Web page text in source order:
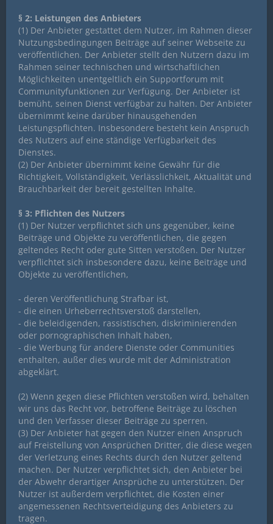
§ 2: Leistungen des Anbieters
(1) Der Anbieter gestattet dem Nutzer, im Rahmen dieser
Nutzungsbedingungen Beiträge auf seiner Webseite zu
veröffentlichen. Der Anbieter stellt den Nutzern dazu im
Rahmen seiner technischen und wirtschaftlichen
Möglichkeiten unentgeltlich ein Supportforum mit
Communityfunktionen zur Verfügung. Der Anbieter ist
bemüht, seinen Dienst verfügbar zu halten. Der Anbieter
übernimmt keine darüber hinausgehenden
Leistungspflichten. Insbesondere besteht kein Anspruch
des Nutzers auf eine ständige Verfügbarkeit des
Dienstes.
(2) Der Anbieter übernimmt keine Gewähr für die
Richtigkeit, Vollständigkeit, Verlässlichkeit, Aktualität und
Brauchbarkeit der bereit gestellten Inhalte.
§ 3: Pflichten des Nutzers
(1) Der Nutzer verpflichtet sich uns gegenüber, keine
Beiträge und Objekte zu veröffentlichen, die gegen
geltendes Recht oder gute Sitten verstoßen. Der Nutzer
verpflichtet sich insbesondere dazu, keine Beiträge und
Objekte zu veröffentlichen,
- deren Veröffentlichung Strafbar ist,
- die einen Urheberrechtsverstoß darstellen,
- die beleidigenden, rassistischen, diskriminierenden
oder pornographischen Inhalt haben,
- die Werbung für andere Dienste oder Communities
enthalten, außer dies wurde mit der Administration
abgeklärt.
(2) Wenn gegen diese Pflichten verstoßen wird, behalten
wir uns das Recht vor, betroffene Beiträge zu löschen
und den Verfasser dieser Beiträge zu sperren.
(3) Der Anbieter hat gegen den Nutzer einen Anspruch
auf Freistellung von Ansprüchen Dritter, die diese wegen
der Verletzung eines Rechts durch den Nutzer geltend
machen. Der Nutzer verpflichtet sich, den Anbieter bei
der Abwehr derartiger Ansprüche zu unterstützen. Der
Nutzer ist außerdem verpflichtet, die Kosten einer
angemessenen Rechtsverteidigung des Anbieters zu
tragen.